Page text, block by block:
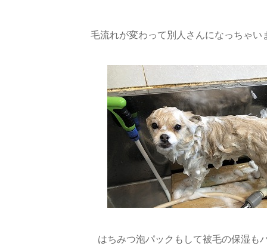
毛流れが変わって別人さんになっちゃい
はちみつ泡パックもして被毛の保湿も